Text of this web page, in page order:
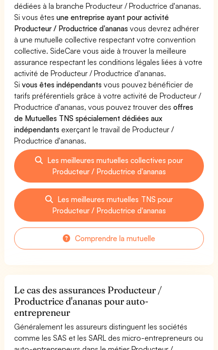
dédiées à la branche Producteur / Productrice d'ananas.
Si vous êtesune entreprise ayant pour activité
Producteur / Productrice d'ananas vous devrez adhérer
à une mutuelle collective respectant votre convention
collective. SideCare vous aide à trouver la meilleure
assurance respectant les conditions légales liées à votre
activité de Producteur / Productrice d'ananas.
Sivous êtes indépendants vous pouvez bénéficier de
tarifs préférentiels grâce à votre activité de Producteur /
Productrice d'ananas, vous pouvez trouver desoffres
de Mutuelles TNS spécialement dédiées aux
indépendants exerçant le travail de Producteur /
Productrice d'ananas.
Les meilleures mutuelles collectives pour
Producteur / Productrice d'ananas
Les meilleures mutuelles TNS pour
Producteur / Productrice d'ananas
Comprendre la mutuelle
Le cas des assurances Producteur /
Productrice d'ananas pour auto-
entrepreneur
Généralement les assureurs distinguent les sociétés
comme les SAS et les SARL des micro-entrepreneurs ou